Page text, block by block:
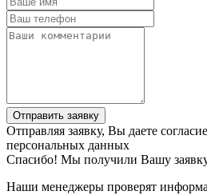
Отправить заявку
Отправляя заявку, Вы даете
персональных данных
Спасибо! Мы получили Вашу
Наши менеджеры проверят